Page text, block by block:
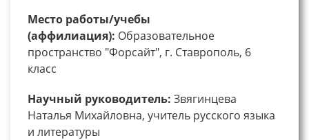
Место работы/учебы
(аффилиация): Образовательное
пространство "Форсайт", г. Ставрополь, 6
класс
Научный руководитель: Звягинцева
Наталья Михайловна, учитель русского языка
и литературы